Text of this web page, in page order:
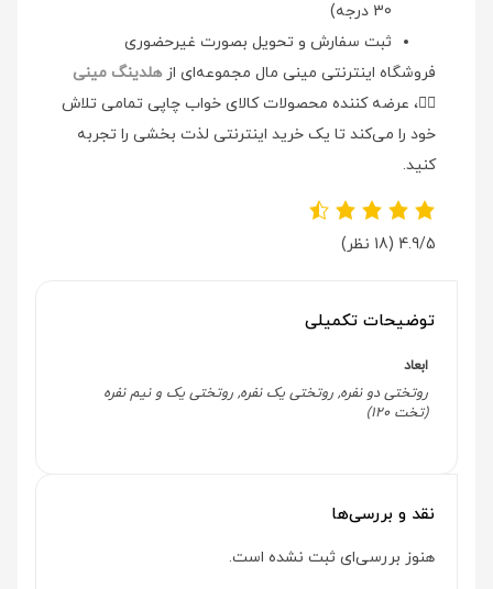
30 درجه)
ثبت سفارش و تحویل بصورت غیرحضوری
فروشگاه اینترنتی مینی مال مجموعه‌ای ازهلدینگ مینی
👉🏻، عرضه کننده محصولات کالای خواب چاپی تمامی تلاش
خود را می‌کند تا یک خرید اینترنتی لذت بخشی را تجربه
کنید.
4.9/5 (18 نظر)
توضیحات تکمیلی
ابعاد
روتختی دو نفره, روتختی یک نفره, روتختی یک و نیم نفره
(تخت 120)
نقد و بررسی‌ها
هنوز بررسی‌ای ثبت نشده است.